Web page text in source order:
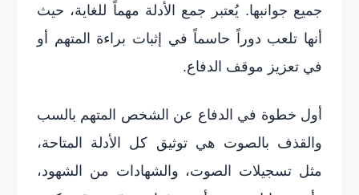
جميع جوانبها. يُعتبر جمع الأدلة مهماً للغاية، حيث
أنها تلعب دوراً حاسماً في إثبات براءة المتهم أو
في تعزيز موقف الدفاع.
أول خطوة في الدفاع عن الشخص المتهم بالسب
والقذف بالصوت هي توثيق كل الأدلة المتاحة،
مثل تسجيلات الصوت، والشهادات من الشهود،